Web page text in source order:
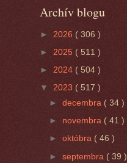
Archív blogu
► 2026 ( 306 )
► 2025 ( 511 )
► 2024 ( 504 )
▼ 2023 ( 517 )
►decembra ( 34 )
► novembra ( 41 )
►októbra ( 46 )
►septembra( 39 )